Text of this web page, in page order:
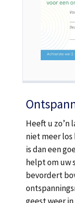
Heeft u zo’n
niet meer los
is dan een
helpt om uw
bevordert